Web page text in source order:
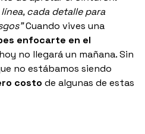
cada detalle para
Cuando vives una
enfocarte en el
no llegará un mañana. Sin
no estábamos siendo
costo de algunas de estas